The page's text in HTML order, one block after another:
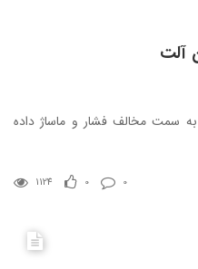
آلت
به سمت مخالف فشار و ماساژ داده
1124 0 0